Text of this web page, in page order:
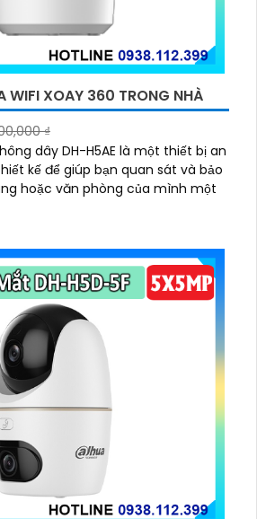
WIFI XOAY 360 TRONG NHÀ
₫
dây DH-H5AE là một thiết bị an
kế để giúp bạn quan sát và bảo
hoặc văn phòng của mình một